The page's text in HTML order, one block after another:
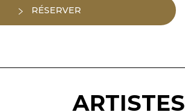
RÉSERVER
ARTISTES